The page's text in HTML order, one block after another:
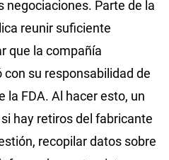
negociaciones. Parte de la
reunir suficiente
que la compañía
su responsabilidad de
la FDA. Al hacer esto, un
hay retiros del fabricante
recopilar datos sobre